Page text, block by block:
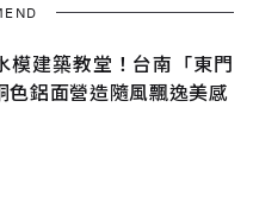
模建築教堂！台南「東門
色鋁面營造隨風飄逸美感